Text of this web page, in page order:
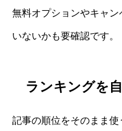
無料オプションやキャ
いないかも要確認です。
ランキングを
記事の順位をそのまま